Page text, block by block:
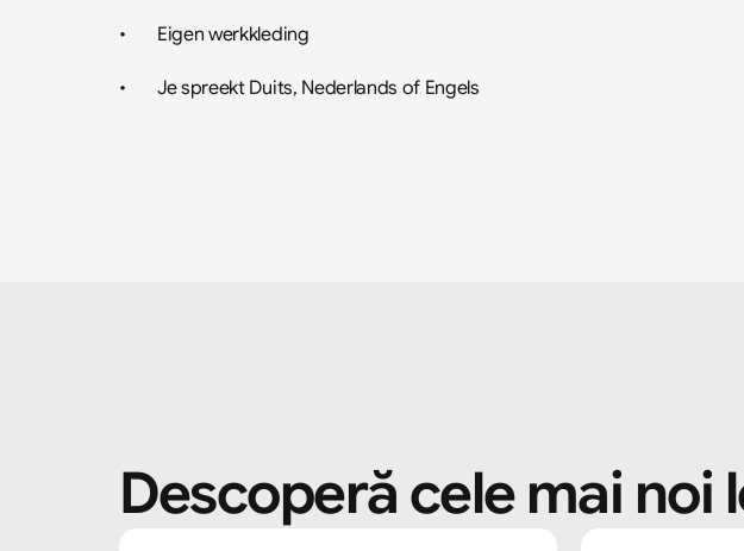
•	Eigen werkkleding
•	Je spreekt Duits, Nederlands of Engels
Descoperă cele mai noi